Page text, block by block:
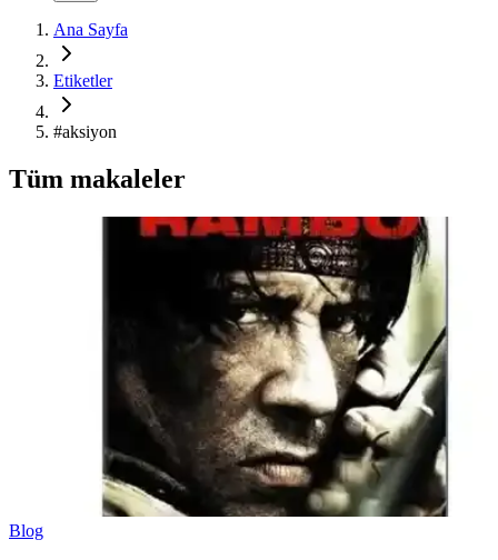
Ana Sayfa
Etiketler
#aksiyon
Tüm makaleler
Blog